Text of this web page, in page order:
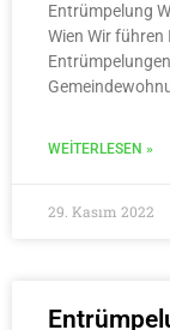
Entrümpelung
Wien Wir führen
WEITERLESEN »
29. Kasım 2022